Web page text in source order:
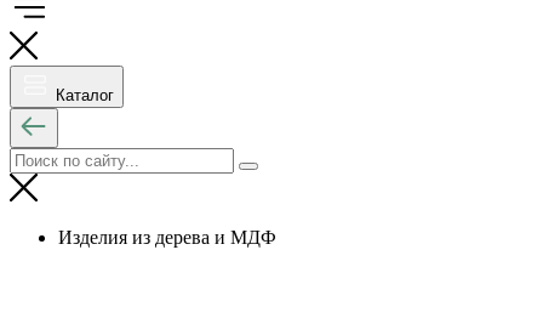
Каталог
Изделия из дерева и МДФ